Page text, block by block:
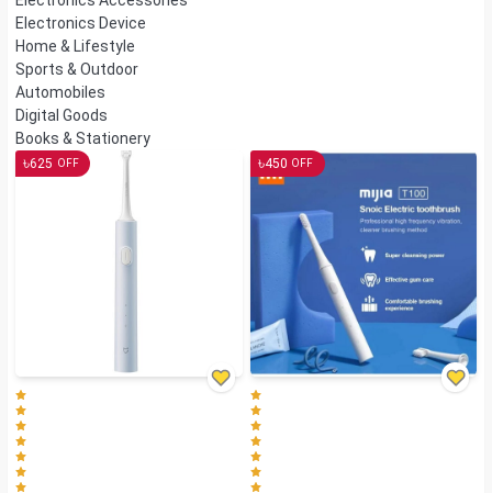
Electronics Device
Home & Lifestyle
Sports & Outdoor
Automobiles
Digital Goods
Books & Stationery
৳625 OFF ৳450 OFF